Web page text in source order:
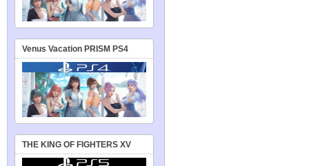
Venus Vacation PRISM PS4
THE KING OF FIGHTERS XV